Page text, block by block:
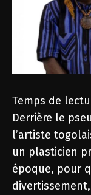
Temps de
Derrière le
l’artiste
un plasticien
époque, pour